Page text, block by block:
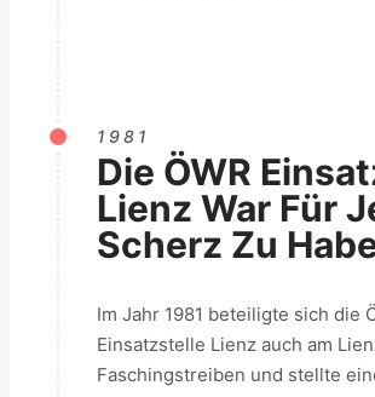
1981
Die ÖWR
Lienz War Für
Scherz Zu
Im Jahr 1981 beteiligte sich die
Einsatzstelle Lienz auch am
Faschingstreiben und stellte